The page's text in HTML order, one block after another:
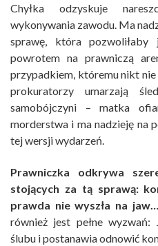
Chyłka odzyskuje
wykonywania zawodu. Ma
sprawę, która
powrotem na prawniczą
przypadkiem, któremu nikt
prokuratorzy umarzają
samobójczyni – matka
morderstwa i ma nadzieję na
tej wersji wydarzeń.
Prawniczka odkrywa
stojących za tą sprawą:
prawda nie wyszła na jaw…
również jest pełne
ślubu i postanawia odnowić